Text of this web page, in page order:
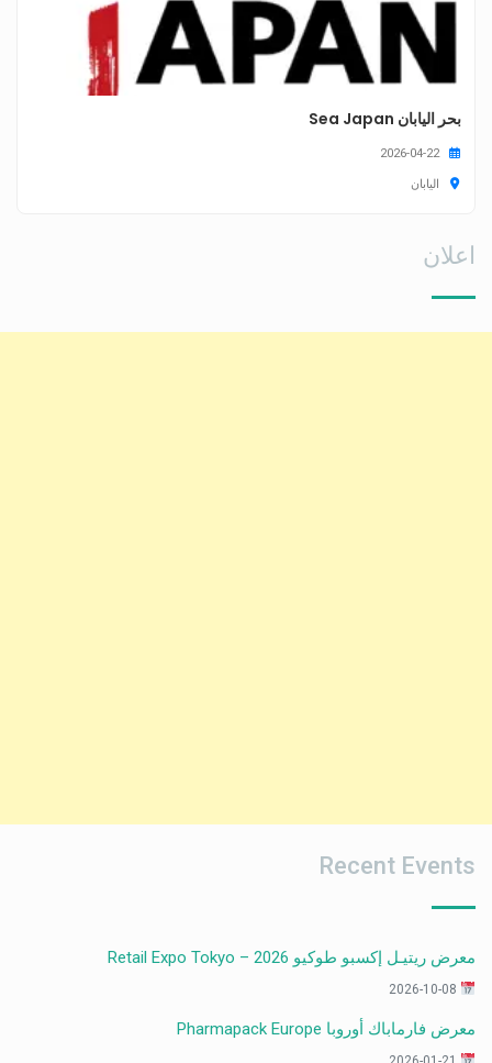
بحر اليابان Sea Japan
2026-04-22
اليابان
اعلان
Recent Events
معرض ريتيـل إكسبو طوكيو 2026 – Retail Expo Tokyo
معرض فارماباك أوروبا Pharmapack Europe